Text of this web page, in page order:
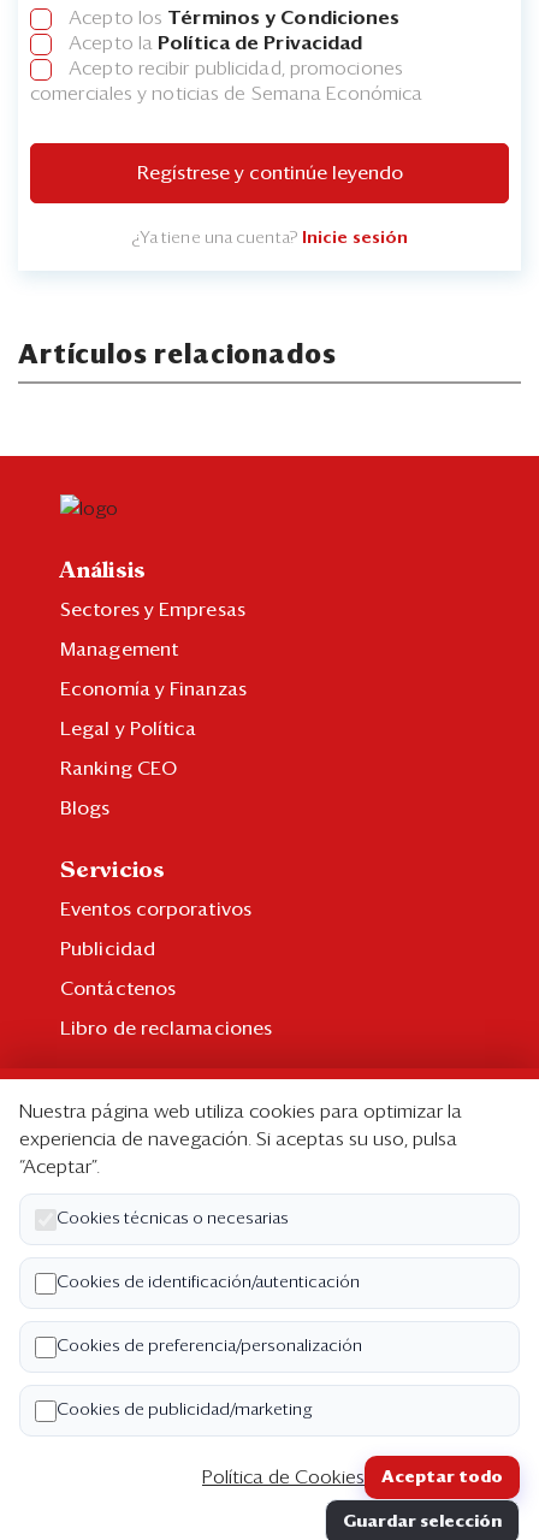
Acepto los Términos y Condiciones
Acepto la Política de Privacidad
Acepto recibir publicidad, promociones
comerciales y noticias de Semana Económica
Regístrese y continúe leyendo
¿Ya tiene una cuenta? Inicie sesión
Artículos relacionados
Análisis
Sectores y Empresas
Management
Economía y Finanzas
Legal y Política
Ranking CEO
Blogs
Servicios
Eventos corporativos
Publicidad
Contáctenos
Libro de reclamaciones
Suscripción individual
Paquetes corporativos
Edición Impresa
Nosotros
Quiénes somos
Código de ética
Términos y Condiciones
Copyright ©2026 Semana Económica. Todos los
Nuestra página web utiliza cookies para optimizar la
experiencia de navegación. Si aceptas su uso, pulsa
“Aceptar”.
Cookies técnicas o necesarias
Cookies de identificación/autenticación
Cookies de preferencia/personalización
Cookies de publicidad/marketing
Política de Cookies Aceptar todo
Guardar selección